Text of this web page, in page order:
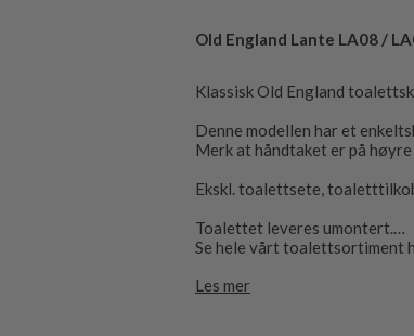
Old England Lante LA08 /
Klassisk Old England
Denne modellen har et
Merk at håndtaket er på
Ekskl. toalettsete,
Toalettet leveres umontert.
Se hele vårt toalettsortiment
Les mer